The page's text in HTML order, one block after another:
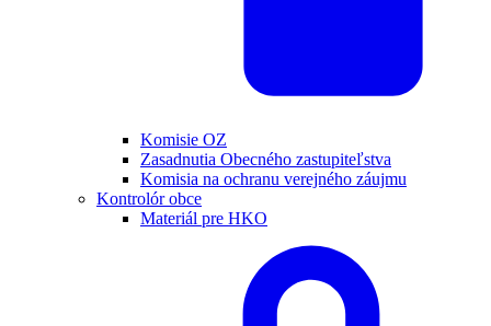
Komisie OZ
Zasadnutia Obecného zastupiteľstva
Komisia na ochranu verejného záujmu
Kontrolór obce
Materiál pre HKO